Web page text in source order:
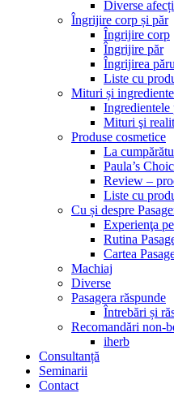
Diverse
Îngrijire corp și păr
Îngrijire corp
Îngrijire păr
Îngrijirea
Liste cu
Mituri și ingrediente
Ingredientele
Mituri şi
Produse cosmetice
La
Paula’s
Review –
Liste cu
Cu și despre
Experienţa
Rutina
Cartea
Machiaj
Diverse
Pasagera răspunde
Întrebări și
Recomandări non-
iherb
Consultanță
Seminarii
Contact